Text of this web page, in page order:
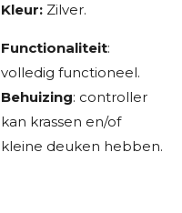
Kleur: Zilver.
Functionaliteit:
volledig functioneel.
Behuizing: controller
kan krassen en/of
kleine deuken hebben.